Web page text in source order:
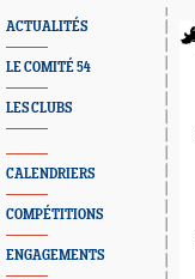
ACTUALITÉS
LE COMITÉ 54
LES CLUBS
CALENDRIERS
COMPÉTITIONS
ENGAGEMENTS